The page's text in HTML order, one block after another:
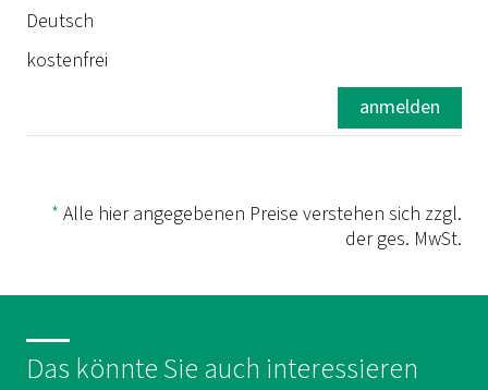
Deutsch
kostenfrei
anmelden
* Alle hier angegebenen Preise verstehen sich zzgl.
der ges. MwSt.
Das könnte Sie auch interessieren